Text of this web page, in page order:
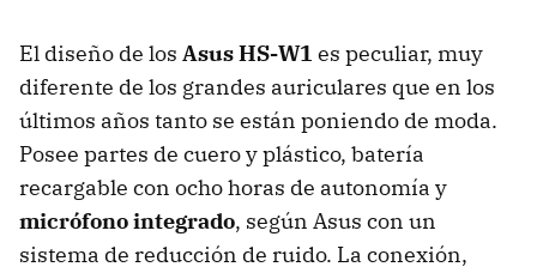
El diseño de los Asus HS-W1 es peculiar, muy
diferente de los grandes auriculares que en los
últimos años tanto se están poniendo de moda.
Posee partes de cuero y plástico, batería
recargable con ocho horas de autonomía y
micrófono integrado, según Asus con un
sistema de reducción de ruido. La conexión,